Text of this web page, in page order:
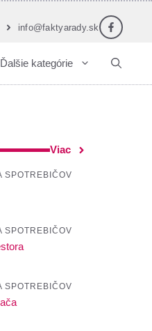
info@faktyarady.sk
Ďalšie kategórie
Viac
SPOTREBIČOV
SPOTREBIČOV
SPOTREBIČOV